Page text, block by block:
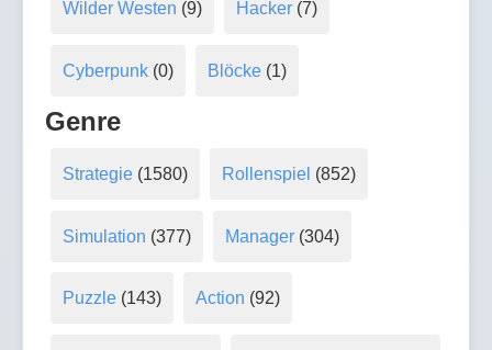
Wilder Westen (9) Hacker (7)
Cyberpunk(0) Blöcke (1)
Genre
Strategie(1580) Rollenspiel (852)
Simulation (377) Manager (304)
Puzzle(143) Action (92)